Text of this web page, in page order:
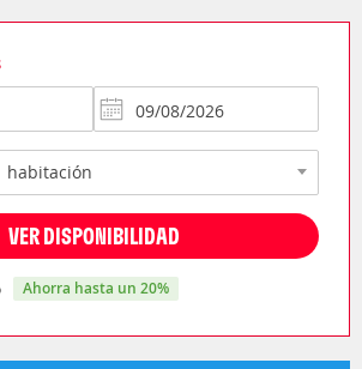
VER DISPONIBILIDAD
ahorra hasta un 20%